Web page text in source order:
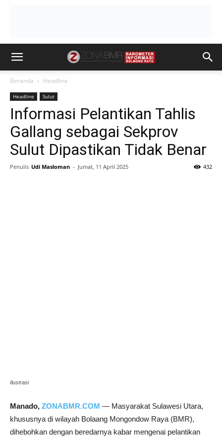
Beranda Headline
Headline Sulut
Informasi Pelantikan Tahlis
Gallang sebagai Sekprov
Sulut Dipastikan Tidak Benar
Penulis Udi Masloman - Jumat, 11 April 2025 432
Ilustrasi
Manado, ZONABMR.COM — Masyarakat Sulawesi Utara,
khususnya di wilayah Bolaang Mongondow Raya (BMR),
dihebohkan dengan beredarnya kabar mengenai pelantikan